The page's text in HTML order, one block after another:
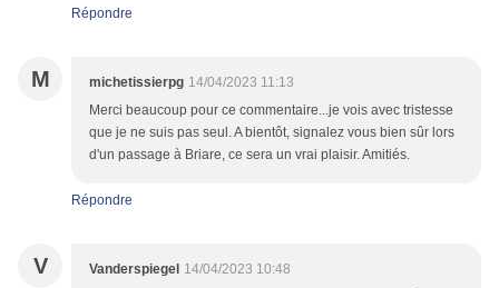
Répondre
M michetissierpg 14/04/2023 11:13
Merci beaucoup pour ce commentaire...je vois avec tristesse
que je ne suis pas seul. A bientôt, signalez vous bien sûr lors
d'un passage à Briare, ce sera un vrai plaisir. Amitiés.
Répondre
V Vanderspiegel 14/04/2023 10:48